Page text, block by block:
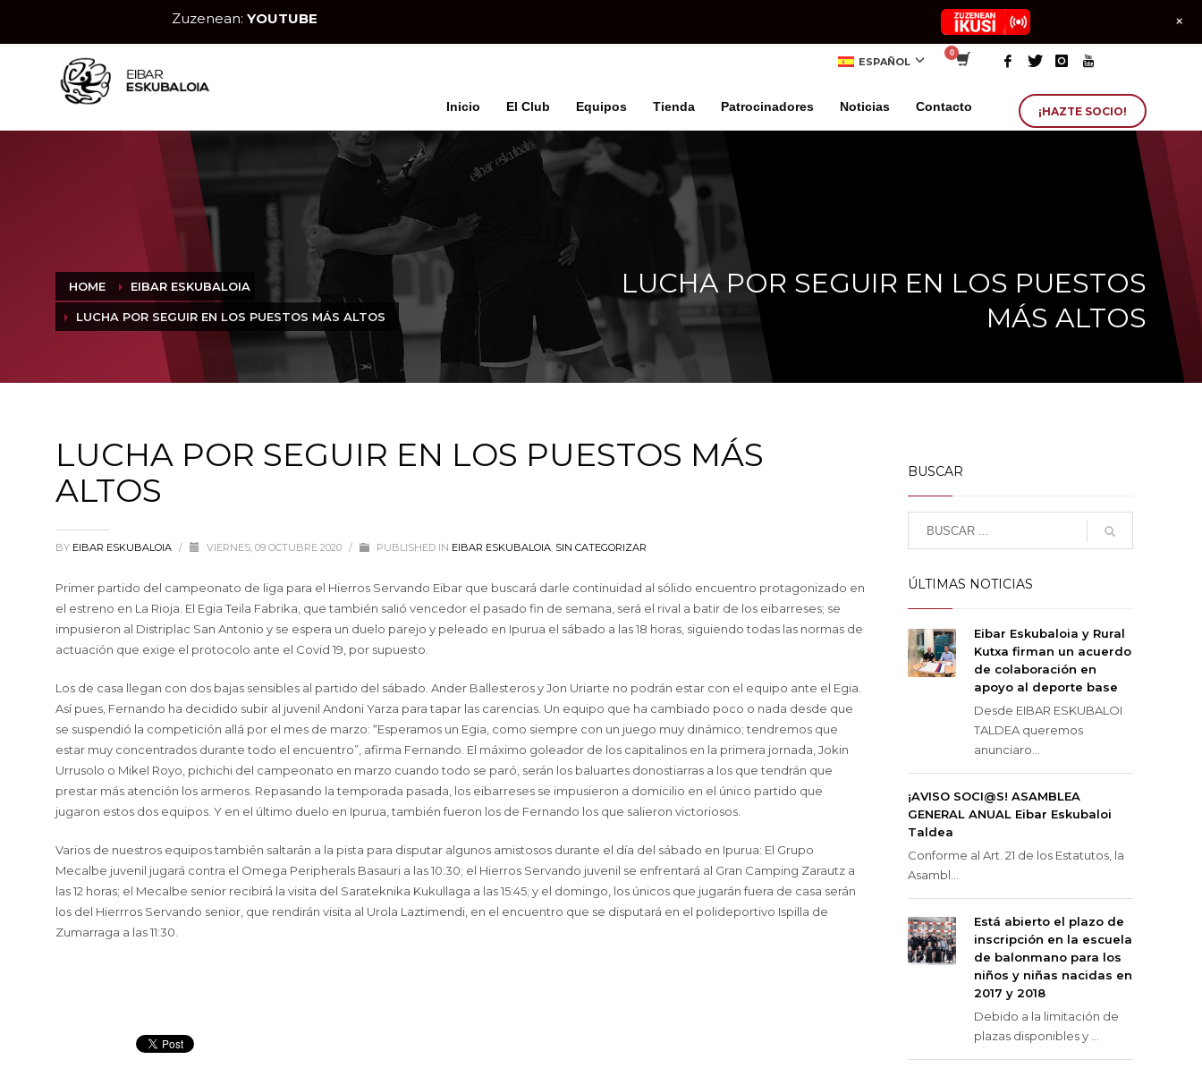
ESPAÑOL
Inicio El Club Equipos Tienda Patrocinadores Noticias Contacto ¡HAZTE SOCIO!
HOME EIBAR ESKUBALOIA
LUCHA POR SEGUIR EN LOS PUESTOS MÁS ALTOS
LUCHA POR SEGUIR EN LOS PUESTOS
MÁS ALTOS
LUCHA POR SEGUIR EN LOS PUESTOS MÁS
ALTOS
BY EIBAR ESKUBALOIA / VIERNES, 09 OCTUBRE 2020 / PUBLISHED IN EIBAR ESKUBALOIA, SIN CATEGORIZAR
Primer partido del campeonato de liga para el Hierros Servando Eibar que buscará darle continuidad al sólido encuentro protagonizado en
el estreno en La Rioja. El Egia Teila Fabrika, que también salió vencedor el pasado fin de semana, será el rival a batir de los eibarreses; se
impusieron al Distriplac San Antonio y se espera un duelo parejo y peleado en Ipurua el sábado a las 18 horas, siguiendo todas las normas de
actuación que exige el protocolo ante el Covid 19, por supuesto.
Los de casa llegan con dos bajas sensibles al partido del sábado. Ander Ballesteros y Jon Uriarte no podrán estar con el equipo ante el Egia.
Así pues, Fernando ha decidido subir al juvenil Andoni Yarza para tapar las carencias. Un equipo que ha cambiado poco o nada desde que
se suspendió la competición allá por el mes de marzo: “Esperamos un Egia, como siempre con un juego muy dinámico; tendremos que
estar muy concentrados durante todo el encuentro”, afirma Fernando. El máximo goleador de los capitalinos en la primera jornada, Jokin
Urrusolo o Mikel Royo, pichichi del campeonato en marzo cuando todo se paró, serán los baluartes donostiarras a los que tendrán que
prestar más atención los armeros. Repasando la temporada pasada, los eibarreses se impusieron a domicilio en el único partido que
jugaron estos dos equipos. Y en el último duelo en Ipurua, también fueron los de Fernando los que salieron victoriosos.
Varios de nuestros equipos también saltarán a la pista para disputar algunos amistosos durante el día del sábado en Ipurua: El Grupo
Mecalbe juvenil jugará contra el Omega Peripherals Basauri a las 10:30; el Hierros Servando juvenil se enfrentará al Gran Camping Zarautz a
las 12 horas; el Mecalbe senior recibirá la visita del Sarateknika Kukullaga a las 15:45; y el domingo, los únicos que jugarán fuera de casa serán
los del Hierrros Servando senior, que rendirán visita al Urola Laztimendi, en el encuentro que se disputará en el polideportivo Ispilla de
Zumarraga a las 11:30.
BUSCAR
ÚLTIMAS NOTICIAS
Eibar Eskubaloia y Rural
Kutxa firman un acuerdo
de colaboración en
apoyo al deporte base
Desde EIBAR ESKUBALOI
TALDEA queremos
anunciaro...
¡AVISO SOCI@S! ASAMBLEA
GENERAL ANUAL Eibar Eskubaloi
Taldea
Conforme al Art. 21 de los Estatutos, la
Asambl...
Está abierto el plazo de
inscripción en la escuela
de balonmano para los
niños y niñas nacidas en
2017 y 2018
Debido a la limitación de
plazas disponibles y ...
Zuzenean: YOUTUBE +